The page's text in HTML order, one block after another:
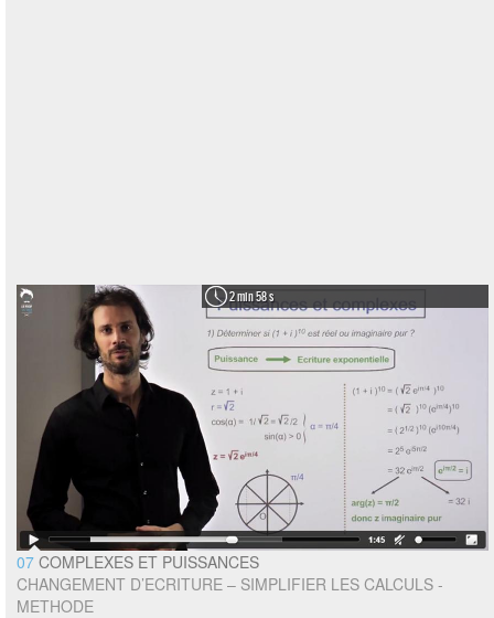
2 min 58 s
07 COMPLEXES ET PUISSANCES
CHANGEMENT D’ECRITURE – SIMPLIFIER LES CALCULS -
METHODE